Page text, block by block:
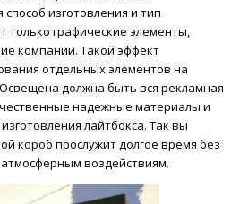
изготовления и тип
только графические элементы,
компании. Такой эффект
отдельных элементов на
должна быть вся рекламная
надежные материалы и
лайтбокса. Так вы
короб прослужит долгое время без
воздействиям.